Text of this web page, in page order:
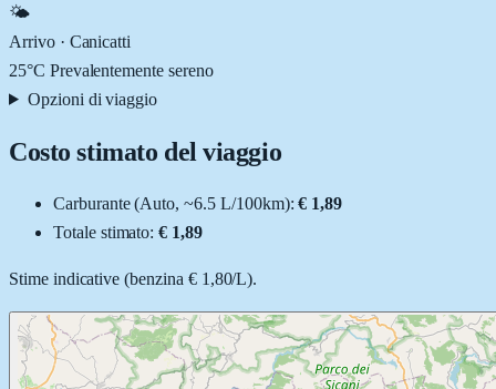
🌤️
Arrivo · Canicatti
25°C Prevalentemente sereno
Opzioni di viaggio
Costo stimato del viaggio
Carburante (Auto, ~6.5 L/100km): € 1,89
Totale stimato:€ 1,89
Stime indicative (benzina € 1,80/L).